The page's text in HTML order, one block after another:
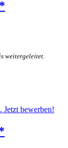
weitergeleitet.